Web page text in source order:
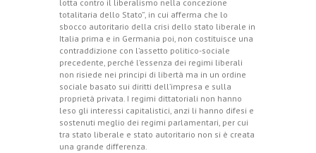
lotta contro il liberalismo nella concezione
totalitaria dello Stato”, in cui afferma che lo
sbocco autoritario della crisi dello stato liberale in
Italia prima e in Germania poi, non costituisce una
contraddizione con l’assetto politico-sociale
precedente, perché l’essenza dei regimi liberali
non risiede nei principi di libertà ma in un ordine
sociale basato sui diritti dell’impresa e sulla
proprietà privata. I regimi dittatoriali non hanno
leso gli interessi capitalistici, anzi li hanno difesi e
sostenuti meglio dei regimi parlamentari, per cui
tra stato liberale e stato autoritario non si è creata
una grande differenza.